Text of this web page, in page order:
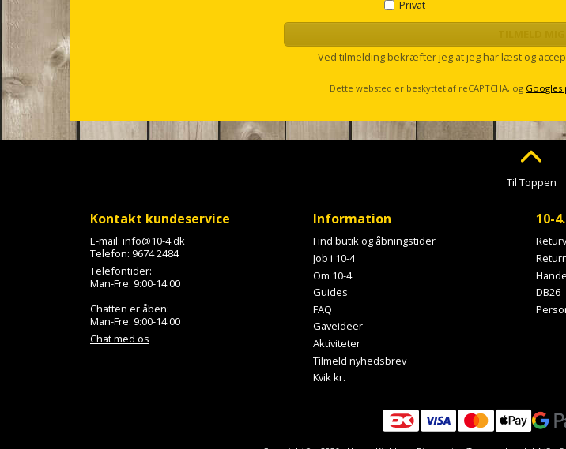
Privat
Ved tilmelding bekræfter jeg at jeg har læst og
Dette websted er beskyttet af reCAPTCHA, og Googles
Til Toppen
Kontakt kundeservice
E-mail: info@10-4.dk
Telefon: 9674 2484
Telefontider:
Man-Fre: 9:00-14:00
Chatten er åben:
Man-Fre: 9:00-14:00
Chat med os
Information
Find butik og åbningstider
Job i 10-4
Om 10-4
Guides
FAQ
Gaveideer
Aktiviteter
Tilmeld nyhedsbrev
Kvik kr.
10-
DB26